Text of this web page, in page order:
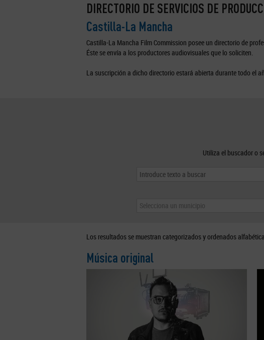
DIRECTORIO DE SERVICIOS DE
Castilla-La Mancha
Castilla-La Mancha Film Commission posee un directorio de
Éste se envía a los productores audiovisuales que lo soliciten.
La suscripción a dicho directorio estará abierta durante todo el
Utiliza el buscador o
Selecciona un municipio
Los resultados se muestran categorizados y ordenados
Música original